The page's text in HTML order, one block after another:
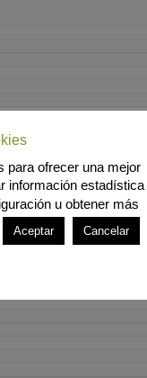
para ofrecer una mejor
información estadística
u obtener más
Aceptar Cancelar